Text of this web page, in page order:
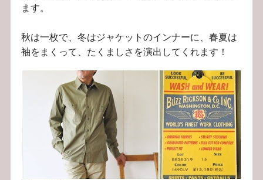
ます。
秋は一枚で、冬はジャケットのインナーに、春夏は
袖をまくって、たくましさを演出してくれます！